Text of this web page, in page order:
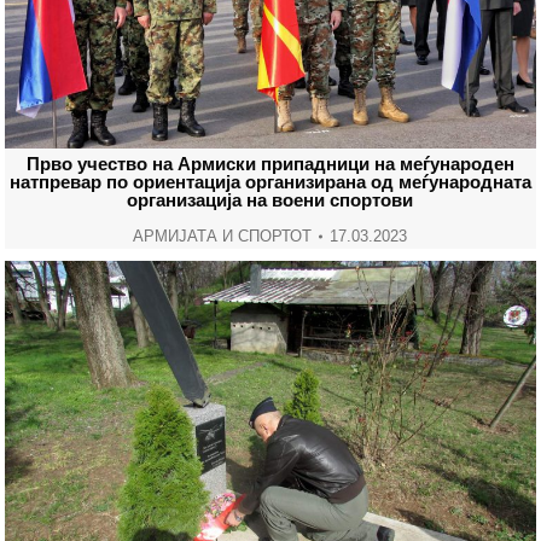
Прво учество на Армиски припадници на меѓународен
натпревар по ориентација организирана од меѓународната
организација на воени спортови
АРМИЈАТА И СПОРТОТ 17.03.2023